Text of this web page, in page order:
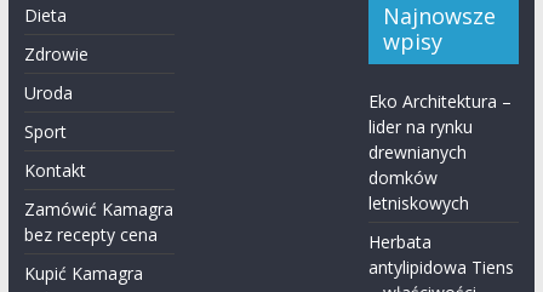
Dieta
Zdrowie
Uroda
Sport
Kontakt
Zamówić Kamagra
bez recepty cena
Kupić Kamagra
Najnowsze
wpisy
Eko Architektura –
lider na rynku
drewnianych
domków
letniskowych
Herbata
antylipidowa Tiens